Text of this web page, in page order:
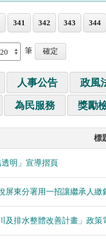
341 342 343 344
筆
人事公告 政風
為民服務 獎勵
標
明」宣導摺頁
屏東分署用一招讓繼承人繳
及排水整體改善計畫」政策